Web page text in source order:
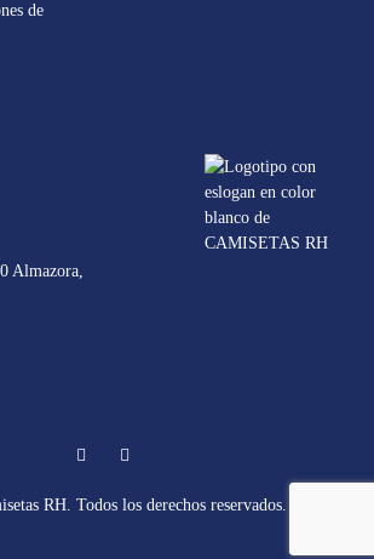
de
Almazora,
RH. Todos los derechos reservados.
Facebook